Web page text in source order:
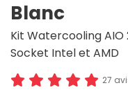
Blanc
Kit Watercooling AIO
Socket Intel et AMD
27